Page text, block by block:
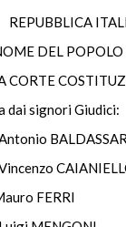
REPUBBLICA
DEL
CORTE
dai signori Giudici:
FERRI